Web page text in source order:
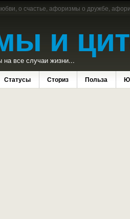
о счастье, афоризмы о дружбе,
и
все случаи жизни...
Статусы Сториз Польза